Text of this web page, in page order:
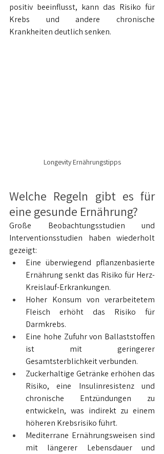
positiv beeinflusst, kann das Risiko für
Krebs und andere chronische
Krankheiten deutlich senken.
Longevity Ernährungstipps
Welche Regeln gibt es für
eine gesunde Ernährung?
Große Beobachtungsstudien und
Interventionsstudien haben wiederholt
gezeigt:
Eine überwiegend pflanzenbasierte
Ernährung senkt das Risiko für Herz-
Kreislauf-Erkrankungen.
Hoher Konsum von verarbeitetem
Fleisch erhöht das Risiko für
Darmkrebs.
Eine hohe Zufuhr von Ballaststoffen
ist mit geringerer
Gesamtsterblichkeit verbunden.
Zuckerhaltige Getränke erhöhen das
Risiko, eine Insulinresistenz und
chronische Entzündungen zu
entwickeln, was indirekt zu einem
höheren Krebsrisiko führt.
Mediterrane Ernährungsweisen sind
mit längerer Lebensdauer und